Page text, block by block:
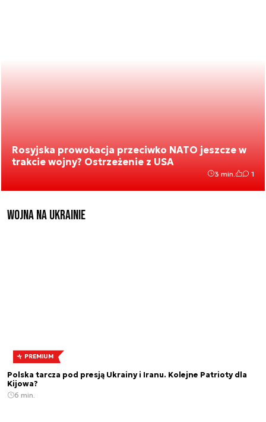
Rosyjska prowokacja przeciwko NATO jeszcze w
trakcie wojny? Ostrzeżenie z USA
3 min. 1
Wojna na Ukrainie
PREMIUM
Polska tarcza pod presją Ukrainy i Iranu. Kolejne Patrioty dla
Kijowa?
6 min.